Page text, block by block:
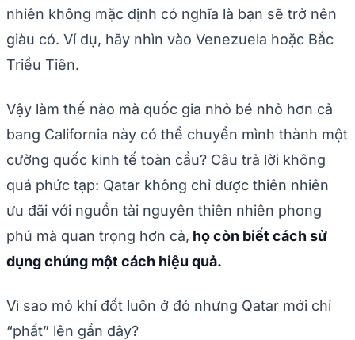
nhiên không mặc định có nghĩa là bạn sẽ trở nên
giàu có. Ví dụ, hãy nhìn vào Venezuela hoặc Bắc
Triều Tiên.
Vậy làm thế nào mà quốc gia nhỏ bé nhỏ hơn cả
bang California này có thể chuyển mình thành một
cường quốc kinh tế toàn cầu? Câu trả lời không
quá phức tạp: Qatar không chỉ được thiên nhiên
ưu đãi với nguồn tài nguyên thiên nhiên phong
phú mà quan trọng hơn cả, họ còn biết cách sử
dụng chúng một cách hiệu quả.
Vì sao mỏ khí đốt luôn ở đó nhưng Qatar mới chỉ
“phất” lên gần đây?